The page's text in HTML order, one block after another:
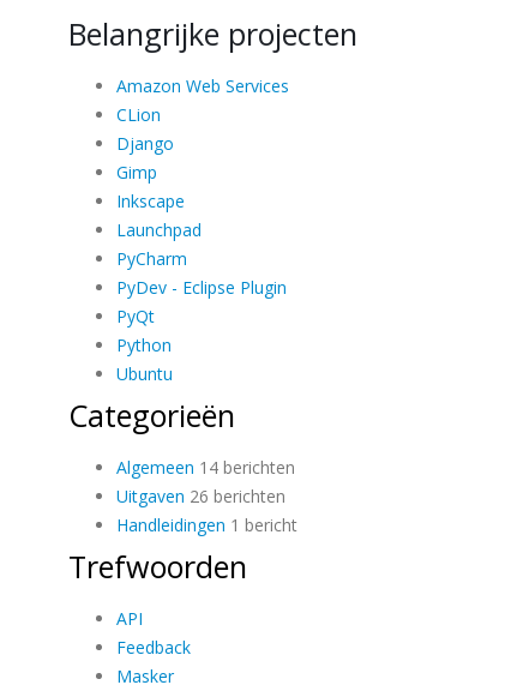
Belangrijke projecten
Amazon Web Services
CLion
Django
Gimp
Inkscape
Launchpad
PyCharm
PyDev - Eclipse Plugin
PyQt
Python
Ubuntu
Categorieën
Algemeen 14 berichten
Uitgaven 26 berichten
Handleidingen 1 bericht
Trefwoorden
API
Feedback
Masker